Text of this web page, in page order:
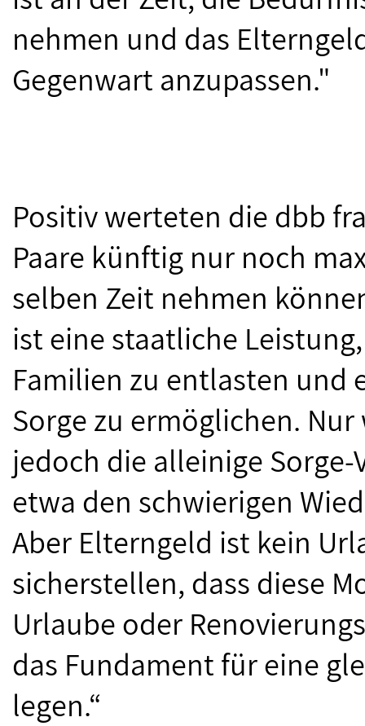
nehmen und das
Gegenwart anzupassen."
Positiv werteten die dbb
Paare künftig nur noch
selben Zeit nehmen
ist eine staatliche
Familien zu entlasten
Sorge zu ermöglichen.
jedoch die alleinige
etwa den schwierigen
Aber Elterngeld ist kein
sicherstellen, dass diese
Urlaube oder
das Fundament für eine
legen.“